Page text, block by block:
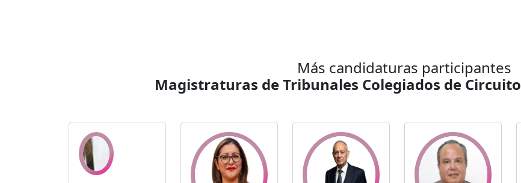
Más candidaturas participantes
Magistraturas de Tribunales Colegiados de Circuito